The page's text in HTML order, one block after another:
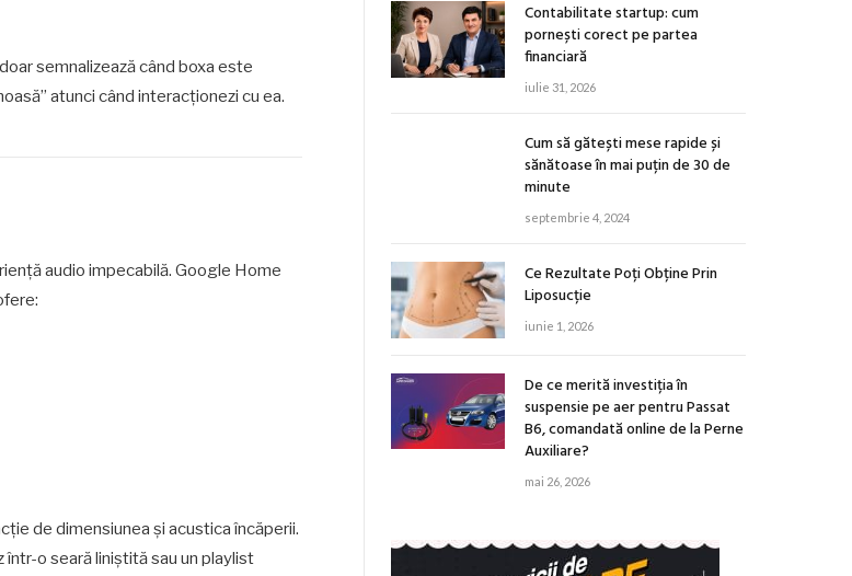
semnalizează când boxa este
atunci când interacționezi cu ea.
audio impecabilă. Google Home
de dimensiunea și acustica încăperii.
o seară liniștită sau un playlist
Contabilitate startup: cum
pornești corect pe partea
financiară
iulie 31, 2026
Cum să gătești mese rapide și
sănătoase în mai puțin de 30 de
minute
septembrie 4, 2024
Ce Rezultate Poți Obține Prin
Liposucție
iunie 1, 2026
De ce merită investiția în
suspensie pe aer pentru Passat
B6, comandată online de la Perne
Auxiliare?
mai 26, 2026